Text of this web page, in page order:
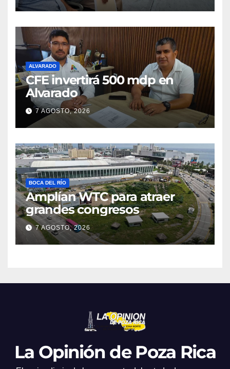
ALVARADO
CFE invertirá 500 mdp en
Alvarado
7 AGOSTO, 2026
BOCA DEL RÍO
Amplían WTC para atraer
grandes congresos
7 AGOSTO, 2026
La Opinión de Poza Rica